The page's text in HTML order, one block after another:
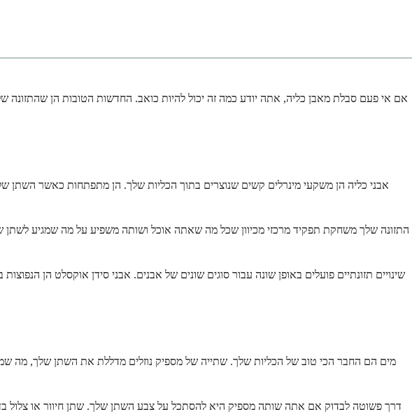
אם אי פעם סבלת מאבן כליה, אתה יודע כמה זה יכול להיות כואב. החדשות הטובות הן שהתזונה
אבני כליה הן משקעי מינרלים קשים שנוצרים בתוך הכליות שלך. הן מתפתחות כאשר השתן
התזונה שלך משחקת תפקיד מרכזי מכיוון שכל מה שאתה אוכל ושותה משפיע על מה שמגיע לשתן
שינויים תזונתיים פועלים באופן שונה עבור סוגים שונים של אבנים. אבני סידן אוקסלט הן
דרך פשוטה לבדוק אם אתה שותה מספיק היא להסתכל על צבע השתן שלך. שתן חיוור או צלול